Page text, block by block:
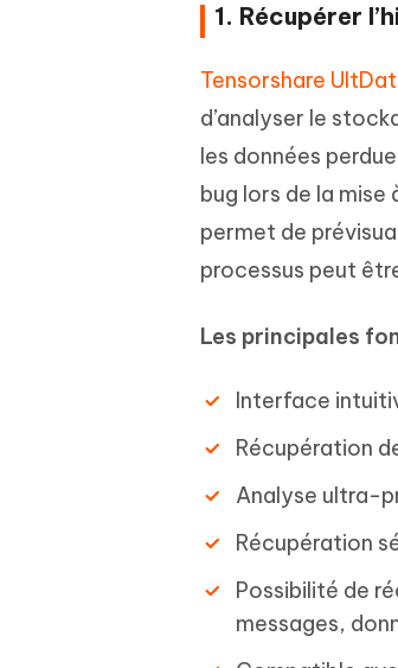
1. Récupérer
Tensorshare
d’analyser le
les données
bug lors de la mise
permet de
processus peut
Les principales
Interface
Récupération
Analyse ultra-
Récupération
Possibilité de
messages,